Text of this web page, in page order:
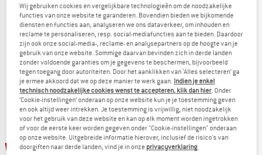
ARC'TERYX
Squamish Hoody
Windjack
€ 199,95vanaf € 139,97
4,7(71)
ARC'TERYX
Norvan LD 4
Trailrunningschoenen
€ 169,95 vanaf € 127,46
5,0(2)
tot -25% tot -30%
Wij gebruiken cookies en vergelijkbare technologieën om de noodzakelijke
functies van onze website te garanderen. Bovendien bieden we bijkomende
diensten en functies aan, analyseren we ons dataverkeer, om inhouden en
reclame te personaliseren, resp. social-mediafuncties aan te bieden. Daardoor
zijn ook onze social-media-, reclame- en analysepartners op de hoogte van je
gebruik van onze website. Sommige daarvan bevinden zich in derde landen
zonder voldoende garanties om je gegevens te beschermen, bijvoorbeeld
tegen toegang door autoriteiten. Door het aanklikken van ‘Alles selecteren’ ga
je ermee akkoord dat we op deze manier te werk gaan. Indien je enkel
technisch noodzakelijke cookies wenst te accepteren, klik dan hier. Onder
‘Cookie-instellingen’ onderaan op onze website kun je je toestemming geven
en ook altijd weer intrekken. Je toestemming is vrijwillig, niet noodzakelijk
voor het gebruik van deze website en kan op elk moment worden ingetrokken
of voor de eerste keer worden gegeven onder "Cookie-instellingen" onderaan
op onze website. Uitgebreide informatie hierover, inclusief de risico's van
doorgiften naar derde landen, vind je in onze privacyverklaring.